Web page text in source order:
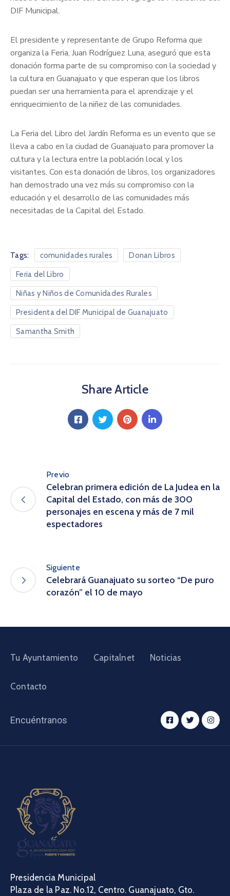
DIF Municipal.
El presidente y representante de Grupo Reforma que
organiza la Feria, Juan Rodríguez Luna, aseguró que esta
donación forma parte de su compromiso con la sociedad y
la cultura en Guanajuato y que esperan que los libros
puedan ser una herramienta para el aprendizaje y el
enriquecimiento de la niñez de las comunidades.
La Feria del Libro del Jardín Reforma es un evento que se
lleva a cabo en la ciudad de Guanajuato para promover la
cultura y la lectura entre la población local y los
visitantes. Con esta donación de libros, los organizadores
han demostrado una vez más su compromiso con la
educación y el desarrollo de las comunidades más
necesitadas de la Capital del Estado.
Tags: comunidades rurales Donan Libros
Feria del Libro
Niñas y Niños de Comunidades Rurales
Presidenta del DIF Municipal de Guanajuato
Samantha Smith
Share Article
Previo
Celebran primera edición de La Judea en la
Capital del Estado, con más de 300
personajes en escena y más de 7 mil
espectadores
Siguiente
Celebrará Guanajuato su sorteo “De puro
corazón” el 10 de mayo
Tu Ayuntamiento Capitalnet Noticias
Contacto
Encuéntranos
Presidencia Municipal
Plaza de la Paz. No.12, Centro. Guanajuato, Gto.